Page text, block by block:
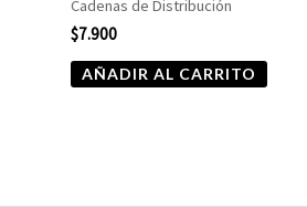
Cadenas de Distribución
$7.900
AÑADIR AL CARRITO